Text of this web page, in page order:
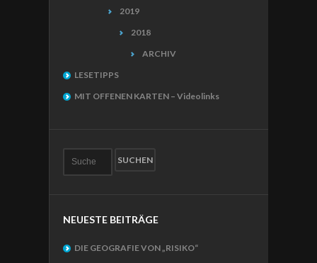
2019
2018
ARCHIV
LESETIPPS
MIT OFFENEN KARTEN – Videolinks
NEUESTE BEITRÄGE
DIE GEOGRAFIE VON „RISIKO“